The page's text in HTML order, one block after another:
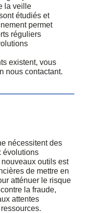
la veille
étudiés et
permet
réguliers
existent, vous
nous contactant.
nécessitent des
évolutions
outils est
de mettre en
atténuer le risque
la fraude,
attentes